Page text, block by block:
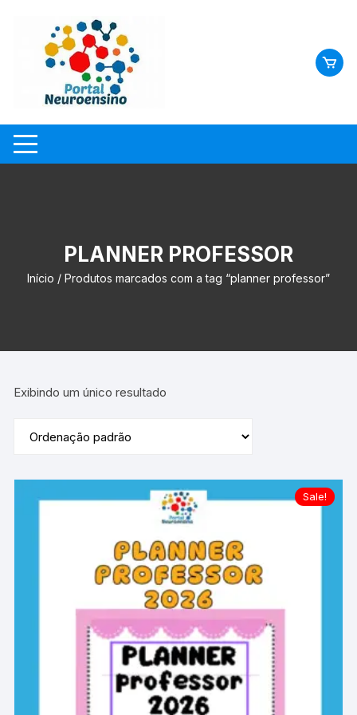
PLANNER PROFESSOR
Início / Produtos marcados com a tag “planner professor”
Exibindo um único resultado
Sale!